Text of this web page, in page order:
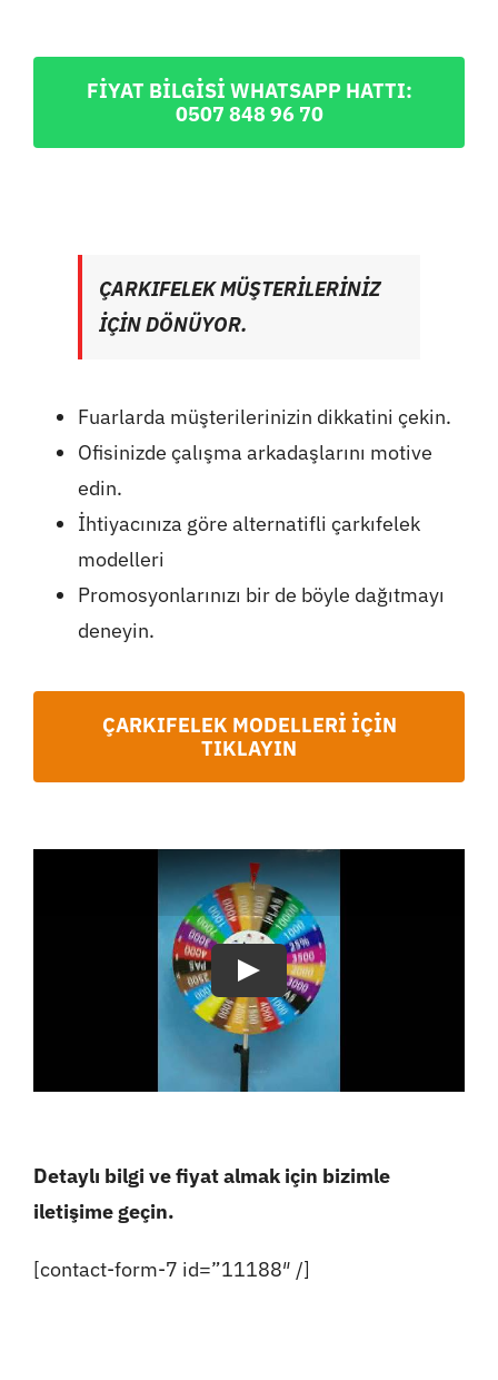
FİYAT BİLGİSİ WHATSAPP HATTI:
0507 848 96 70
ÇARKIFELEK MÜŞTERİLERİNİZ
İÇİN DÖNÜYOR.
Fuarlarda müşterilerinizin dikkatini çekin.
Ofisinizde çalışma arkadaşlarını motive
edin.
İhtiyacınıza göre alternatifli çarkıfelek
modelleri
Promosyonlarınızı bir de böyle dağıtmayı
deneyin.
ÇARKIFELEK MODELLERİ İÇİN
TIKLAYIN
Detaylı bilgi ve fiyat almak için bizimle
iletişime geçin.
[contact-form-7 id=”11188″ /]